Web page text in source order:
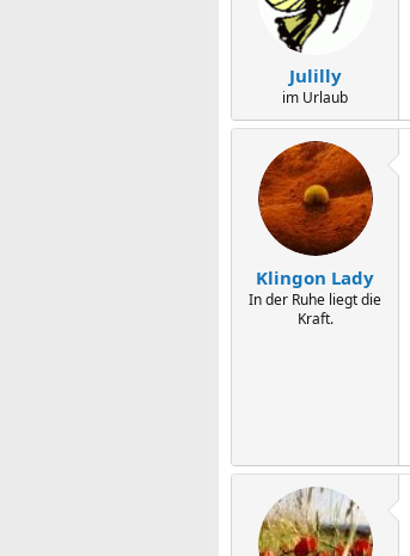
Julilly
im Urlaub
Klingon Lady
In der Ruhe liegt die
Kraft.